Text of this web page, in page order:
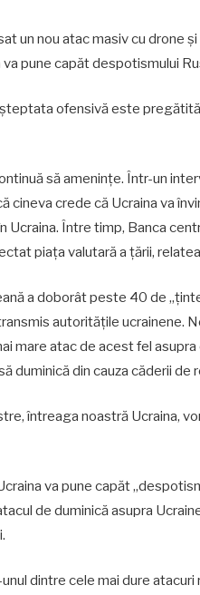
un nou atac masiv cu drone
pune capăt despotismului
ofensivă este
să amenințe. Într-un
cineva crede că Ucraina va
Ucraina. Între timp, Banca
piaţa valutară a ţării,
a doborât peste 40 de
autoritățile ucrainene.
mare atac de acest fel
duminică din cauza căderii
întreaga noastră Ucraina,
va pune capăt
de duminică asupra
dintre cele mai dure